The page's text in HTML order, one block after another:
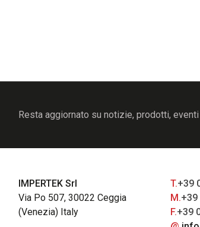
Resta aggiornato su notizie, prodotti,
IMPERTEK Srl
Via Po 507, 30022 Ceggia
(Venezia) Italy
T.+39
M.+39
F.+39